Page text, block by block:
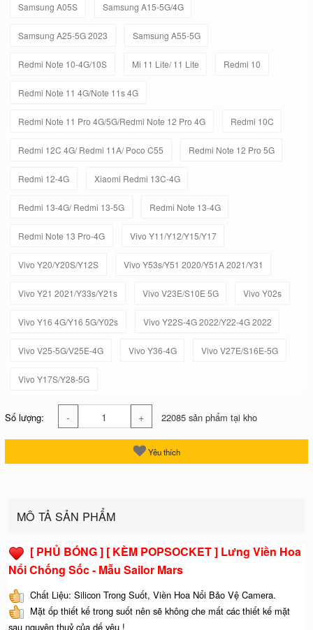
Samsung A05S Samsung A15-5G/4G
Samsung A25-5G 2023 Samsung A55-5G
Redmi Note 10-4G/10S Mi 11 Lite/ 11 Lite Redmi 10
Redmi Note 11 4G/Note 11s 4G
Redmi Note 11 Pro 4G/5G/Redmi Note 12 Pro 4G Redmi 10C
Redmi 12C 4G/ Redmi 11A/ Poco C55 Redmi Note 12 Pro 5G
Redmi 12-4G Xiaomi Redmi 13C-4G
Redmi 13-4G/ Redmi 13-5G Redmi Note 13-4G
Redmi Note 13 Pro-4G Vivo Y11/Y12/Y15/Y17
Vivo Y20/Y20S/Y12S Vivo Y53s/Y51 2020/Y51A 2021/Y31
Vivo Y21 2021/Y33s/Y21s Vivo V23E/S10E 5G Vivo Y02s
Vivo Y16 4G/Y16 5G/Y02s Vivo Y22S-4G 2022/Y22-4G 2022
Vivo V25-5G/V25E-4G Vivo Y36-4G Vivo V27E/S16E-5G
Vivo Y17S/Y28-5G
Số lượng: - + 22085 sản phẩm tại kho
Yêu thích
MÔ TẢ SẢN PHẨM
[ PHỦ BÓNG ] [ KÈM POPSOCKET ] Lưng Viền Hoa
Nổi Chống Sốc - Mẫu Sailor Mars
Chất Liệu: Silicon Trong Suốt, Viền Hoa Nổi Bảo Vệ Camera.
Mặt ốp thiết kế trong suốt nên sẽ không che mất các thiết kế mặt
sau nguyên thuỷ của dế yêu !